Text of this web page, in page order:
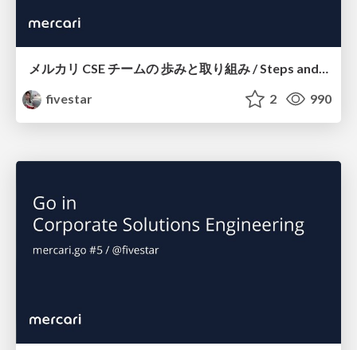
fivestar
2 990